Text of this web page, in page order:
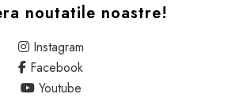
noutatile noastre!
Instagram
Facebook
Youtube